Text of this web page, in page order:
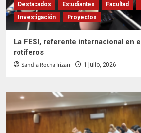
Destacados Estudiantes Facultad
Investigación
Proyectos
La FESI, referente internacional en
rotíferos
Sandra Rocha Irizarri 1 julio, 2026